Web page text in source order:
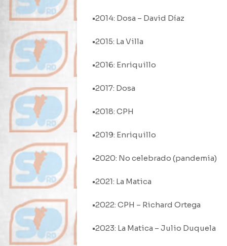
•2014: Dosa – David Díaz
•2015: La Villa
•2016: Enriquillo
•2017: Dosa
•2018: CPH
•2019: Enriquillo
•2020: No celebrado (pandemia)
•2021: La Matica
•2022: CPH – Richard Ortega
•2023: La Matica – Julio Duquela